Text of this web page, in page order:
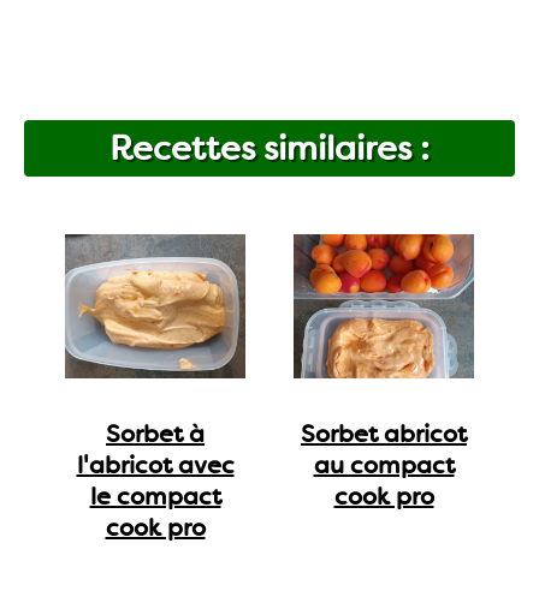
Recettes similaires :
Sorbet à
l'abricot avec
le compact
cook pro
Sorbet abricot
au compact
cook pro